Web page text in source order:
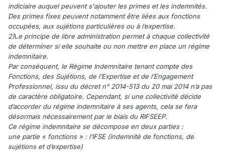
indiciaire auquel peuvent s'ajouter les primes et les indemnités.
Des primes fixes peuvent notamment être liées aux fonctions
occupées, aux sujétions particulières ou à l’expertise.
2)Le principe de libre administration permet à chaque collectivité
de déterminer si elle souhaite ou non mettre en place un régime
indemnitaire.
Par conséquent, le Régime Indemnitaire tenant compte des
Fonctions, des Sujétions, de l’Expertise et de l’Engagement
Professionnel, issu du décret n° 2014-513 du 20 mai 2014 n’a pas
de caractère obligatoire. Cependant, si une collectivité décide
d’accorder du régime indemnitaire à ses agents, cela se fera
désormais nécessairement par le biais du RIFSEEP.
Ce régime indemnitaire se décompose en deux parties :
une partie « fonctions » : l’IFSE (indemnité de fonctions, de
sujétions et d’expertise)